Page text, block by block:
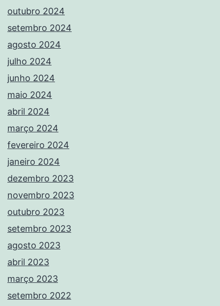
outubro 2024
setembro 2024
agosto 2024
julho 2024
junho 2024
maio 2024
abril 2024
março 2024
fevereiro 2024
janeiro 2024
dezembro 2023
novembro 2023
outubro 2023
setembro 2023
agosto 2023
abril 2023
março 2023
setembro 2022